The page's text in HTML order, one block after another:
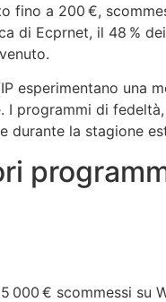
a 200 €,
di Ecprnet, il 48 %
esperimentano una
di
durante la stagione
000 € scommessi su